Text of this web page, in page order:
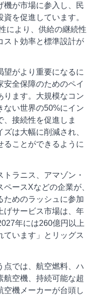
機が市場に参入し、民
を促進しています。
により、供給の継続性
スト効率と標準設計が
望がより重要になるに
全保障のためのペイ
ります。大規模なコン
ない世界の50%にイン
、接続性を促進しま
は大幅に削減され、
ることができるように
ラニス、アマゾン・
ースXなどの企業が、
ためのラッシュに参加
げサービス市場は、年
年には260億円以上
ています」とリッグス
点では、航空燃料、ハ
航空機、持続可能な超
空機メーカーが台頭し